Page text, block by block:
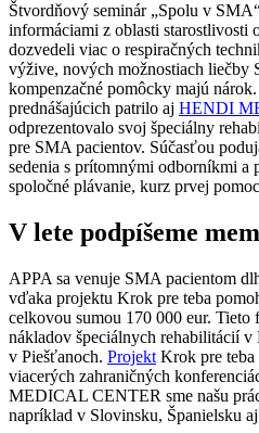
Štvordňový seminár „Spolu v
informáciami z oblasti starostlivosti
dozvedeli viac o respiračných
výžive, nových možnostiach liečby
kompenzačné pomôcky majú
prednášajúcich patrilo aj HENDI
odprezentovalo svoj špeciálny
pre SMA pacientov. Súčasťou
sedenia s prítomnými odborníkmi a
spoločné plávanie, kurz prvej
V lete podpíšeme
APPA sa venuje SMA pacientom
vďaka projektu Krok pre teba
celkovou sumou 170 000 eur. Tieto
nákladov špeciálnych rehabilitácií
v Piešťanoch. Projekt Krok pre teba
viacerých zahraničných
MEDICAL CENTER sme našu
napríklad v Slovinsku, Španielsku